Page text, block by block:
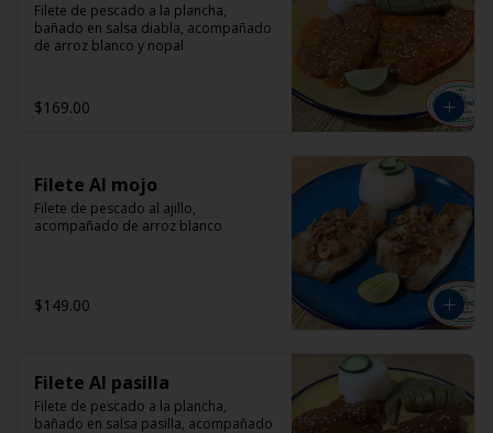
Filete de pescado a la plancha,
bañado en salsa diabla, acompañado
de arroz blanco y nopal
$169.00
Filete Al mojo
Filete de pescado al ajillo,
acompañado de arroz blanco
$149.00
Filete Al pasilla
Filete de pescado a la plancha,
bañado en salsa pasilla, acompañado